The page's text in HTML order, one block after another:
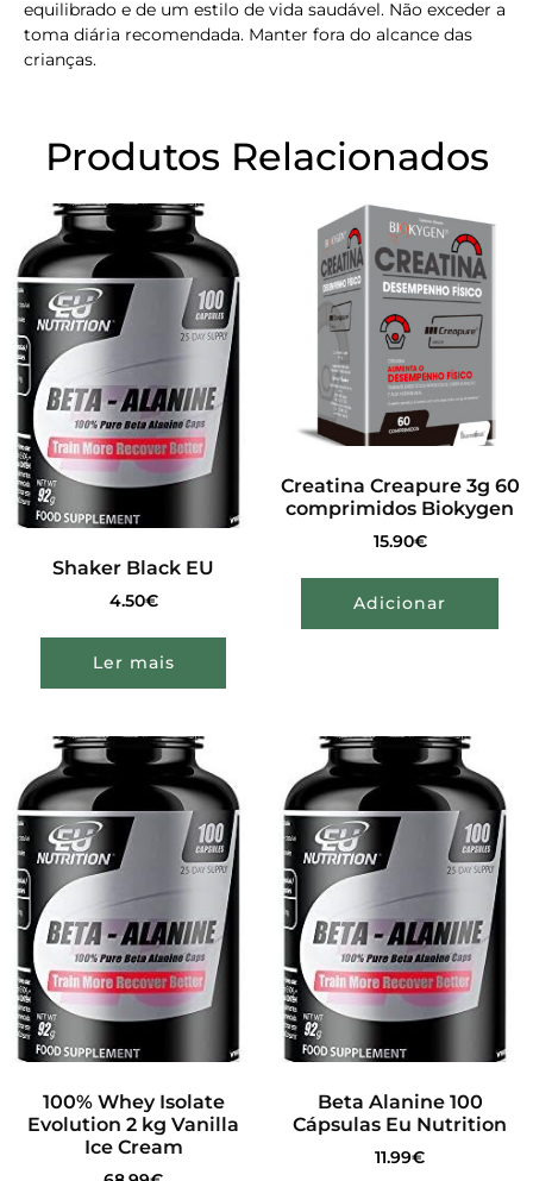
equilibrado e de um estilo de vida saudável. Não exceder a
toma diária recomendada. Manter fora do alcance das
crianças.
Produtos Relacionados
Shaker Black EU
4.50€
Ler mais
Creatina Creapure 3g 60
comprimidos Biokygen
15.90€
Adicionar
100% Whey Isolate
Evolution 2 kg Vanilla
Ice Cream
Beta Alanine 100
Cápsulas Eu Nutrition
11.99€